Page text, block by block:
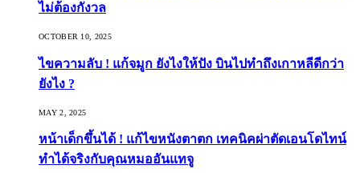
ไม่ต้องกังวล
OCTOBER 10, 2025
ไขความลับ ! แก้จมูก ยังไงให้ปัง บินไปทำถึงเกาหลีดีกว่า
ยังไง ?
MAY 2, 2025
หน้าเด็กขึ้นได้ ! แก้ไขหนังตาตก เทคนิคผ่าตัดเอนโดไทน์
ทำได้จริงกับคุณหมออันแทจู